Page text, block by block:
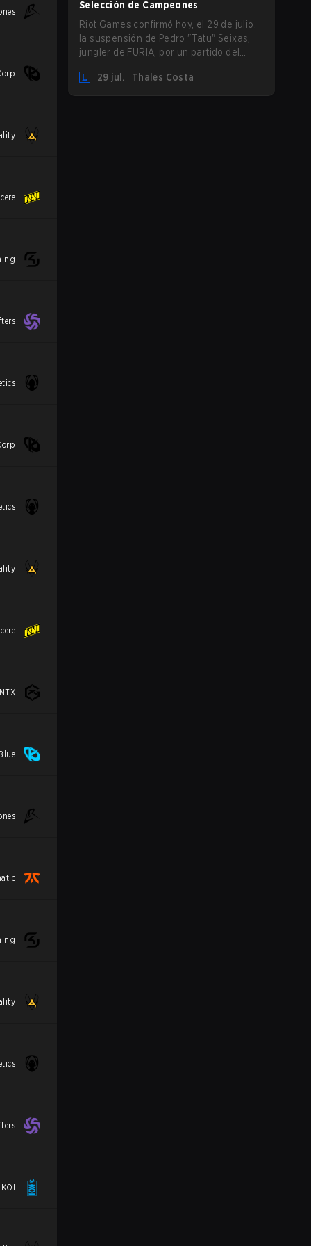
Selección de Campeones
Riot Games confirmó hoy, el 29 de julio,
la suspensión de Pedro "Tatu" Seixas,
jungler de FURIA, por un partido del
protocolo durante la Selección de
Campeones.
29 jul. Thales Costa